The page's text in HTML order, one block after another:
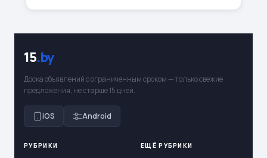
15.by
Доска объявлений с ограниченным сроком — только свежие
предложения, не старше 15 дней.
iOS Android
РУБРИКИ ЕЩЁ РУБРИКИ